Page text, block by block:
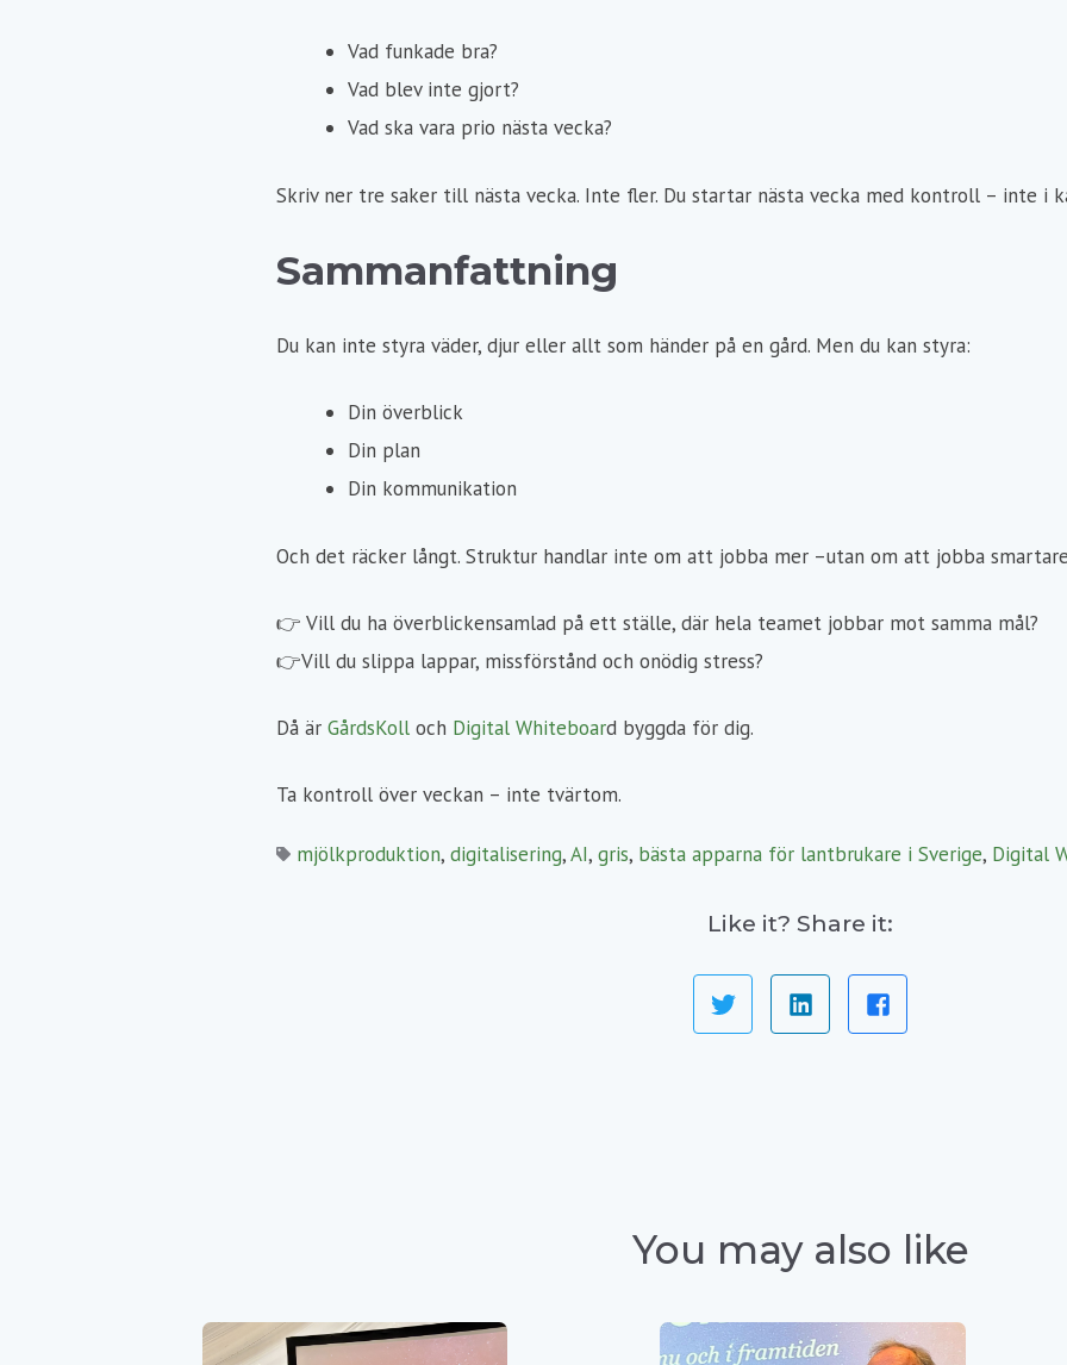
Vad funkade bra?
Vad blev inte gjort?
Vad ska vara prio nästa vecka?
Skriv ner tre saker till nästa vecka. Inte fler. Du startar nästa vecka med kontroll – inte i
Sammanfattning
Du kan inte styra väder, djur eller allt som händer på en gård. Men du kan styra:
Din överblick
Din plan
Din kommunikation
Och det räcker långt. Struktur handlar inte om att jobba mer –utan om att jobba
👉 Vill du ha överblickensamlad på ett ställe, där hela teamet jobbar mot samma mål?
👉Vill du slippa lappar, missförstånd och onödig stress?
Då är GårdsKoll och Digital Whiteboard byggda för dig.
Ta kontroll över veckan – inte tvärtom.
mjölkproduktion, digitalisering,AI, gris, bästa apparna för lantbrukare i Sverige, Digital
Like it? Share it:
You may also like